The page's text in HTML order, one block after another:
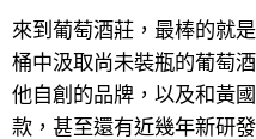
來到葡萄酒莊，最棒的就
桶中汲取尚未裝瓶的葡萄
他自創的品牌，以及和黃
款，甚至還有近幾年新研